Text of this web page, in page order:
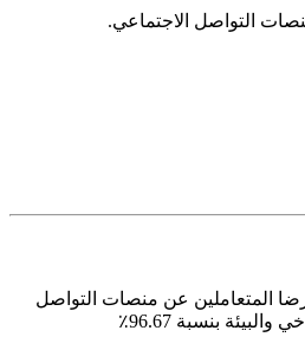
التواصل الاجتماعي.
المتعاملين عن منصات التواصل
بنسبة 96.67٪